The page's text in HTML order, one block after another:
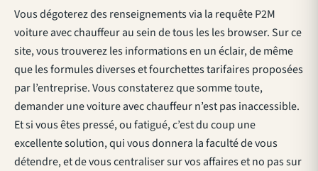
Vous dégoterez des renseignements via la requête P2M
voiture avec chauffeur au sein de tous les les browser. Sur ce
site, vous trouverez les informations en un éclair, de même
que les formules diverses et fourchettes tarifaires proposées
par l’entreprise. Vous constaterez que somme toute,
demander une voiture avec chauffeur n’est pas inaccessible.
Et si vous êtes pressé, ou fatigué, c’est du coup une
excellente solution, qui vous donnera la faculté de vous
détendre, et de vous centraliser sur vos affaires et no pas sur